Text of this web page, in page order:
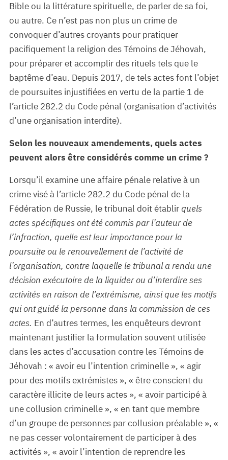
Bible ou la littérature spirituelle, de parler de sa foi,
ou autre. Ce n’est pas non plus un crime de
convoquer d’autres croyants pour pratiquer
pacifiquement la religion des Témoins de Jéhovah,
pour préparer et accomplir des rituels tels que le
baptême d’eau. Depuis 2017, de tels actes font l’objet
de poursuites injustifiées en vertu de la partie 1 de
l’article 282.2 du Code pénal (organisation d’activités
d’une organisation interdite).
Selon les nouveaux amendements, quels actes
peuvent alors être considérés comme un crime ?
Lorsqu’il examine une affaire pénale relative à un
crime visé à l’article 282.2 du Code pénal de la
Fédération de Russie, le tribunal doit établir quels
actes spécifiques ont été commis par l’auteur de
l’infraction, quelle est leur importance pour la
poursuite ou le renouvellement de l’activité de
l’organisation, contre laquelle le tribunal a rendu une
décision exécutoire de la liquider ou d’interdire ses
activités en raison de l’extrémisme, ainsi que les motifs
qui ont guidé la personne dans la commission de ces
actes. En d’autres termes, les enquêteurs devront
maintenant justifier la formulation souvent utilisée
dans les actes d’accusation contre les Témoins de
Jéhovah : « avoir eu l’intention criminelle », « agir
pour des motifs extrémistes », « être conscient du
caractère illicite de leurs actes », « avoir participé à
une collusion criminelle », « en tant que membre
d’un groupe de personnes par collusion préalable », «
ne pas cesser volontairement de participer à des
activités », « avoir l’intention de reprendre les